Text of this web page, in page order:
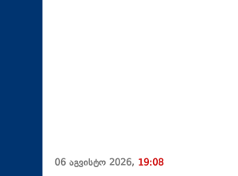
06 აგვისტო 2026, 19:08